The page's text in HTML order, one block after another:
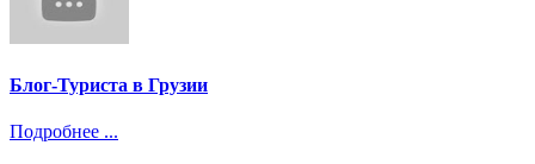
Блог-Туриста в Грузии
Подробнее ...